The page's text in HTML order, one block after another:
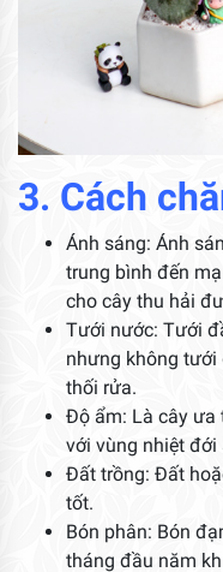
3. Cách
Ánh sáng: Ánh
trung bình đến
cho cây thu hải
Tưới nước: Tưới
nhưng không tưới
thối rửa.
Độ ẩm: Là cây ưa
với vùng nhiệt đới
Đất trồng: Đất
tốt.
Bón phân: Bón
tháng đầu năm